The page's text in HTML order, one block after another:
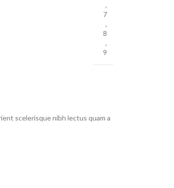
,
7
,
8
,
9
scelerisque nibh lectus quam a